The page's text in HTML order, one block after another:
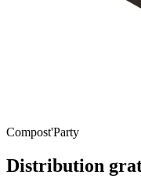
Compost'Party
Distribution